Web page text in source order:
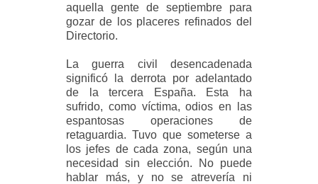
aquella gente de septiembre para
gozar de los placeres refinados del
Directorio.
La guerra civil desencadenada
significó la derrota por adelantado
de la tercera España. Esta ha
sufrido, como víctima, odios en las
espantosas operaciones de
retaguardia. Tuvo que someterse a
los jefes de cada zona, según una
necesidad sin elección. No puede
hablar más, y no se atrevería ni